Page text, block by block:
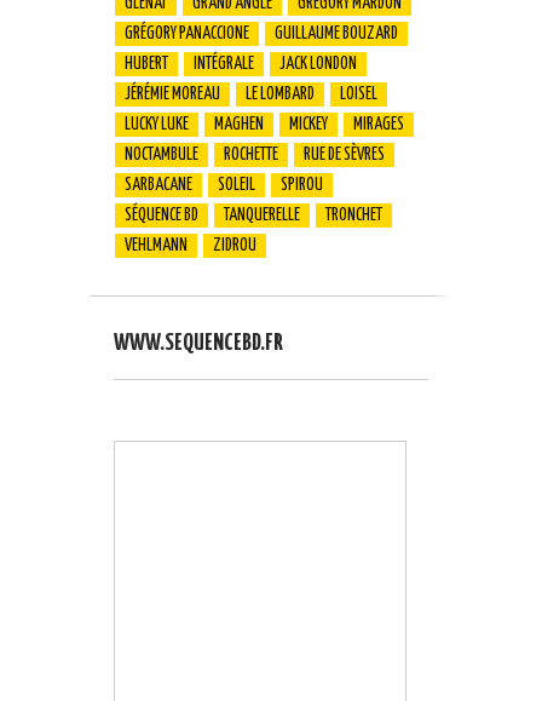
GLÉNAT
GRAND ANGLE
GRÉGORY MARDON
GRÉGORY PANACCIONE
GUILLAUME BOUZARD
HUBERT
INTÉGRALE
JACK LONDON
JÉRÉMIE MOREAU
LE LOMBARD
LOISEL
LUCKY LUKE
MAGHEN MICKEY
MIRAGES
NOCTAMBULE
ROCHETTE
RUE DE SÈVRES
SARBACANE
SOLEIL
SPIROU
SÉQUENCE BD
TANQUERELLE
TRONCHET
VEHLMANN
ZIDROU
WWW.SEQUENCEBD.FR